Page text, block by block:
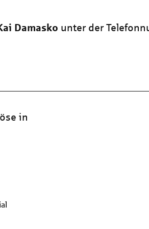
Damasko unter der
in